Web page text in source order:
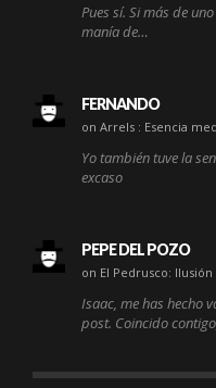
Pues sí. Si más de
manía de…
FERNANDO
on Arrels : Esencia
Yo también tuve la
excaso
PEPE DEL POZO
on El Pedrusco:
Isaac, me has hecho
post. Coincido